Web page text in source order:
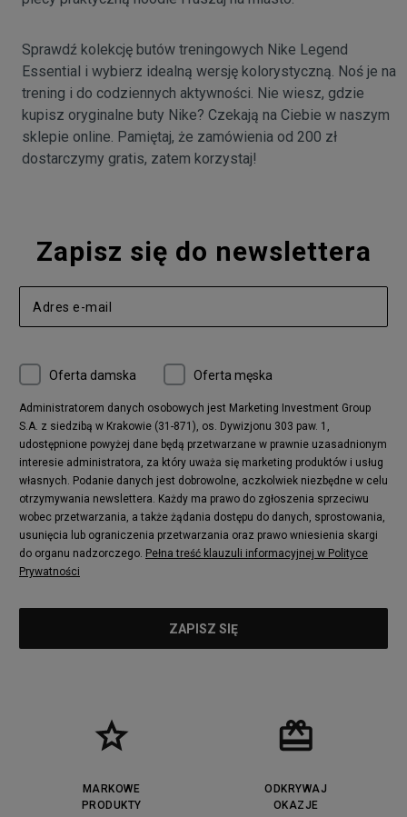
Sprawdź kolekcję butów treningowych Nike Legend
Essential i wybierz idealną wersję kolorystyczną. Noś je na
trening i do codziennych aktywności. Nie wiesz, gdzie
kupisz oryginalne buty Nike? Czekają na Ciebie w naszym
sklepie online. Pamiętaj, że zamówienia od 200 zł
dostarczymy gratis, zatem korzystaj!
Zapisz się do newslettera
Oferta damska Oferta męska
Administratorem danych osobowych jest Marketing Investment Group
S.A. z siedzibą w Krakowie (31-871), os. Dywizjonu 303 paw. 1,
udostępnione powyżej dane będą przetwarzane w prawnie uzasadnionym
interesie administratora, za który uważa się marketing produktów i usług
własnych. Podanie danych jest dobrowolne, aczkolwiek niezbędne w celu
otrzymywania newslettera. Każdy ma prawo do zgłoszenia sprzeciwu
wobec przetwarzania, a także żądania dostępu do danych, sprostowania,
usunięcia lub ograniczenia przetwarzania oraz prawo wniesienia skargi
do organu nadzorczego. Pełna treść klauzuli informacyjnej w Polityce
Prywatności
MARKOWE
PRODUKTY
ODKRYWAJ
OKAZJE